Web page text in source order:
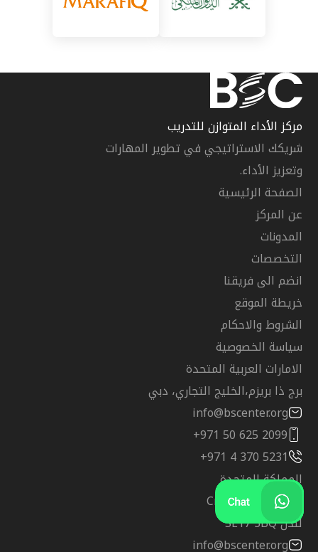
مركز الأداء المتوازن للتدريب
شريكك الاستراتيجي في تطوير المهارات
وتعزيز الأداء.
الصفحة الرئيسية
عن المركز
المدونات
التخصصات
انضم الى فريقنا
خريطة الموقع
الشروط والاحكام
سياسة الخصوصية
الامارات العربية المتحدة
برج ذا بريزم،الخليج التجاري، دبي
info@bscenter.org
+971 50 625 2099
+971 4 370 5231
المملكة المتحدة
شارع Crampton 83
لندن SE17 3BQ
info@bscenter.org